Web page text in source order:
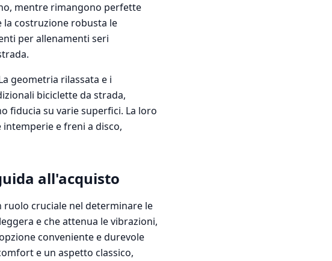
mentre rimangono perfette
costruzione robusta le
per allenamenti seri
geometria rilassata e i
biciclette da strada,
fiducia su varie superfici. La loro
e freni a disco,
all'acquisto
ruolo cruciale nel determinare le
e che attenua le vibrazioni,
conveniente e durevole
e un aspetto classico,